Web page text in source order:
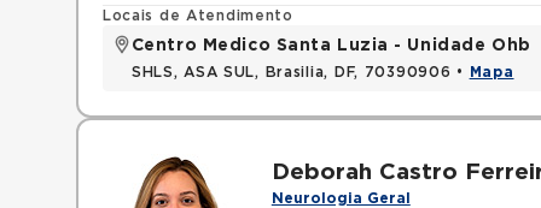
Locais de Atendimento
Centro Medico Santa Luzia - Unidade Ohb
SHLS, ASA SUL, Brasilia, DF, 70390906 • Mapa
Deborah Castro
Neurologia Geral